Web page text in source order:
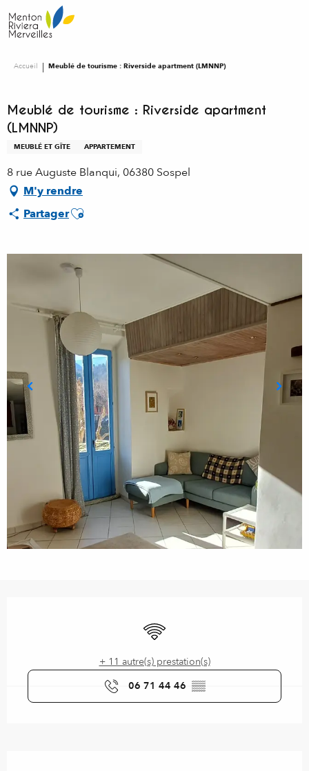
au
contenu
Accueil Meublé de tourisme : Riverside apartment (LMNNP)
Meublé de tourisme : Riverside apartment
(LMNNP)
MEUBLÉ ET GÎTE APPARTEMENT
8 rue Auguste Blanqui, 06380 Sospel
M'y rendre
PartagerAjouter aux favoris
WiFi
+ 11 autre(s) prestation(s)
06 71 44 46 ▒▒